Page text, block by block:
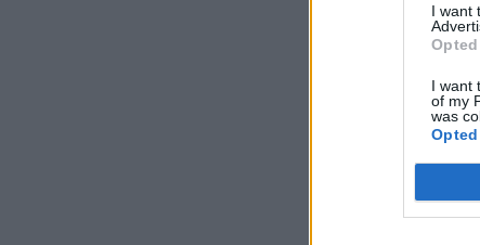
I want
I want
of my
was